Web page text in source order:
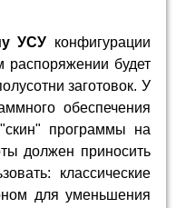
УСУ конфигурации
будет
заготовок. У
обеспечения
программы на
должен приносить
классические
для уменьшения